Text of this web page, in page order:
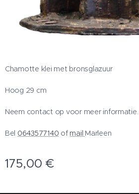
Chamotte klei met bronsglazuur
Hoog 29 cm
Neem contact op voor meer informatie.
Bel 0643577140 of mail Marleen
175,00 €